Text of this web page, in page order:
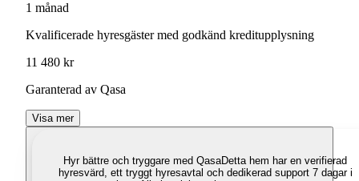
1 månad
Kvalificerade hyresgäster med godkänd kreditupplysning
11 480 kr
Garanterad av Qasa
Visa mer
Hyr bättre och tryggare med QasaDetta hem har en verifierad
hyresvärd, ett tryggt hyresavtal och dedikerad support 7 dagar i